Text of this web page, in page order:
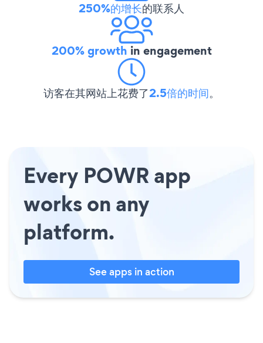
250%的增长的联系人
200% growth in engagement
访客在其网站上花费了2.5倍的时间。
Every POWR app
works on any
platform.
See apps in action